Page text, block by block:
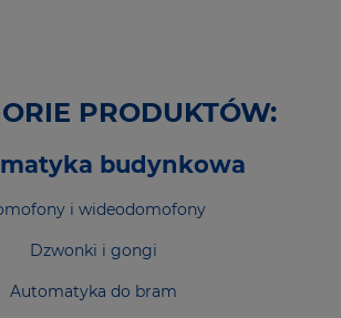
PRODUKTÓW:
budynkowa
i wideodomofony
Dzwonki i gongi
Automatyka do bram